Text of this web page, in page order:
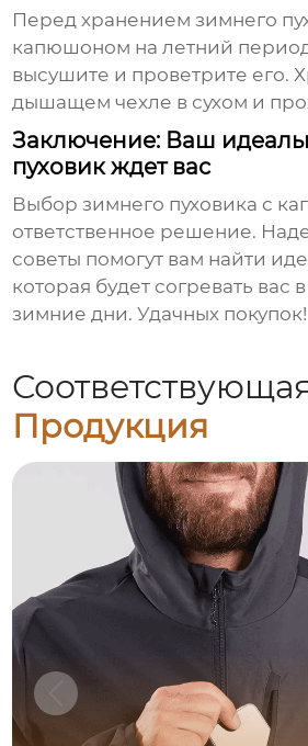
Перед хранениемзимнего
капюшоном на летний
высушите и проветрите его.
дышащем чехле в сухом и
Заключение: Ваш
пуховик ждет вас
Выборзимнего пуховика с
ответственное решение.
советы помогут вам найти
которая будет согревать вас
зимние дни. Удачных покупок!
Продукция